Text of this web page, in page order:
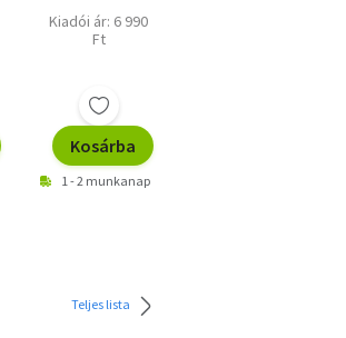
Kiadói ár: 6 990
Ft
Kosárba
1 - 2 munkanap
Teljes lista